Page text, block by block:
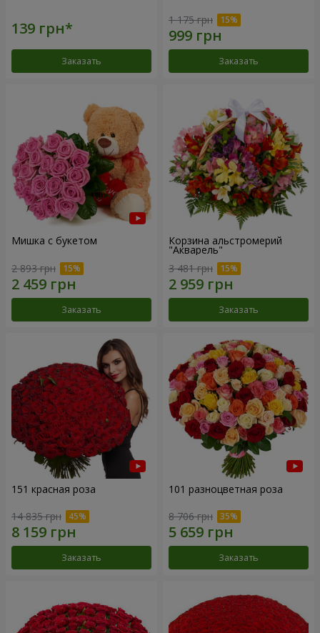
Заказать
1 175 грн
Заказать
Мишка с букетом
2 893 грн
Заказать
Корзина альстромерий
"Акварель"
3 481 грн
Заказать
151 красная роза
14 835 грн
Заказать
101 разноцветная роза
8 706 грн
Заказать